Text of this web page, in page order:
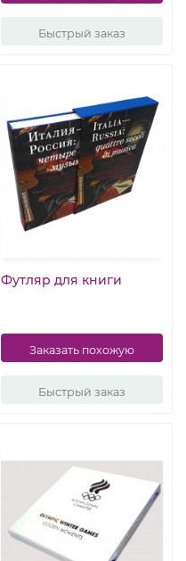
Быстрый заказ
Футляр для книги
Заказать похожую
Быстрый заказ